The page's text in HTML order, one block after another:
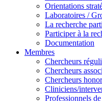
Orientations
Laboratoires /
La recherche
Participer à la
Documentation
Membres
Chercheurs
Chercheurs
Chercheurs
Cliniciens/
Professionnels